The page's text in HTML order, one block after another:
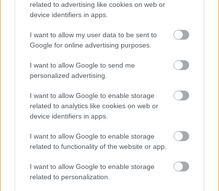
related to advertising like cookies on web or
device identifiers in apps.
I want to allow my user data to be sent to
Google for online advertising purposes.
I want to allow Google to send me
personalized advertising.
I want to allow Google to enable storage
related to analytics like cookies on web or
device identifiers in apps.
I want to allow Google to enable storage
related to functionality of the website or app.
I want to allow Google to enable storage
related to personalization.
műemlékfelújítás műemlék
Történelmi táj, amelynek minden köve mesél –
megújul a tatai Angolkert
műemlékek, köztük a különleges Műromok, valamint a közeli
Várkanyarban álló Nepomuki Szent János híd és szobor is.
M1 bővítés: már zajlik a teljesen új
Bicske Kelet csomópont építése
Új gyalogosátkelők és jelzőlámpás